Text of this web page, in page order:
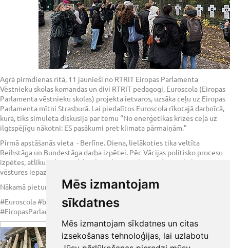
Mēs izmantojam
sīkdatnes
Mēs izmantojam sīkdatnes un citas
izsekošanas tehnoloģijas, lai uzlabotu
Agrā pirmdienas rītā, 11 jaunieši no RTRIT Eiropas Parlamenta
Vēstnieku skolas komandas un divi RTRIT pedagogi, Euroscola (Eiropas
Parlamenta vēstnieku skolas) projekta ietvaros, uzsāka ceļu uz Eiropas
Parlamenta mītni Strasburā. Lai piedalītos Euroscola rīkotajā darbnīcā,
kurā, tiks simulēta diskusija par tēmu “No enerģētikas krīzes ceļā uz
ilgtspējīgu nākotni: ES pasākumi pret klimata pārmaiņām.”
Pirmā apstāšanās vieta - Berlīne. Diena, lielākoties tika veltīta
Reihstāga un Bundestāga darba izpētei. Pēc Vācijas politisko procesu
izpētes, atlikusī dienas daļa tika veltīta Berlīnes pilsētas, kultūras un
vēstures iepazīšanai.
Nākamā pietura - Strasburā!
#Euroscola #brandenburg #Bundestag #ilgtspēja #klimatapārmaiņas
#EiropasParlaments #europarlament